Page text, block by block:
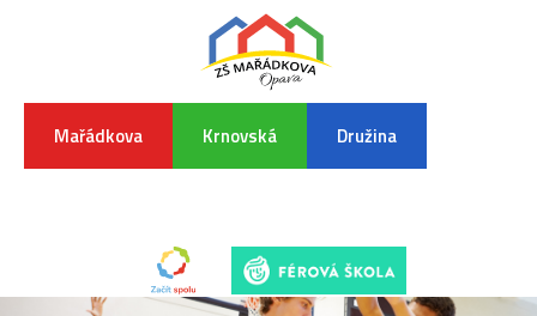
Mařádkova Krnovská Družina